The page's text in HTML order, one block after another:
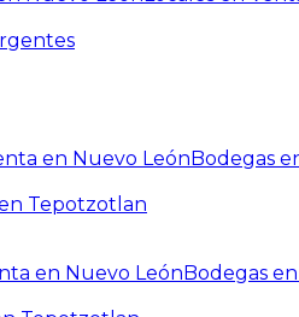
en Nuevo LeónBodegas
Tepotzotlan
en Nuevo LeónBodegas